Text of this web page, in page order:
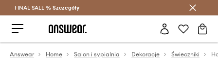
Oszczędzaj z Answear Club >
FINAL SALE % Szczegóły
Answear Home Salon i sypialnia Dekoracje Świeczniki